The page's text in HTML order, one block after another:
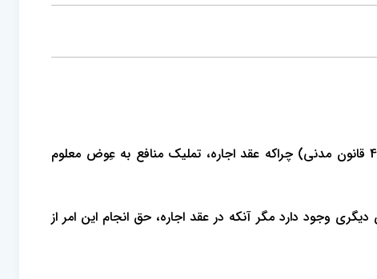
1- در عقد اجاره موجر می‌بایست مالک منافع عین مستاجره باشد اعم از آنکه مالک عین مستاجره باشد یا خیر (بنابر ماده 473 قانون مدنی) چراکه عقد اجاره، تملیک منافع به عِوض معلوم
وجود دارد مگر آنکه در عقد اجاره، حق انجام این امر از